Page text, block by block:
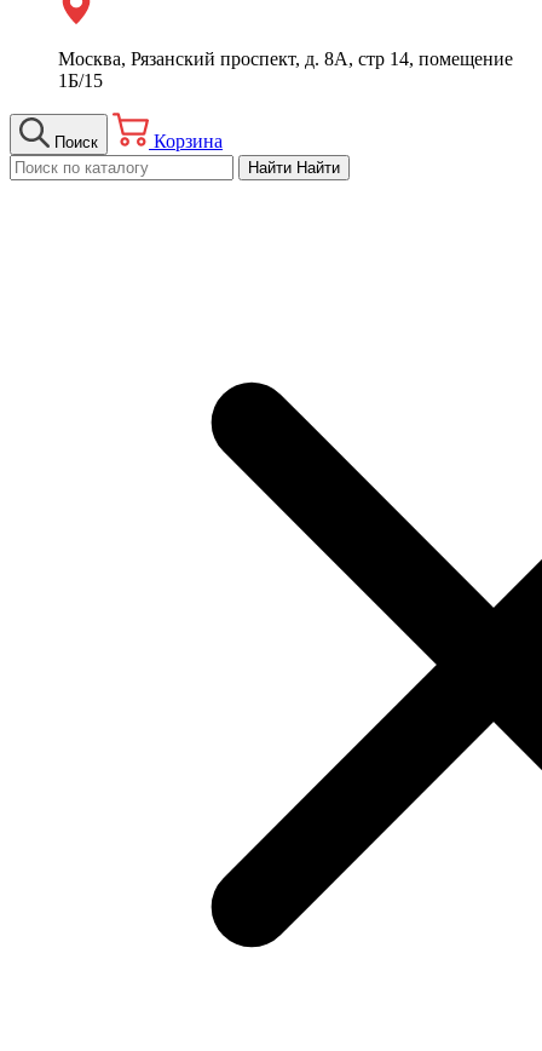
Москва, Рязанский проспект, д. 8А, стр 14, помещение
1Б/15
Поиск Корзина
Найти Найти